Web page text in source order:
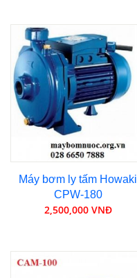
Máy bơm ly tấm Howaki
CPW-180
2,500,000 VNĐ